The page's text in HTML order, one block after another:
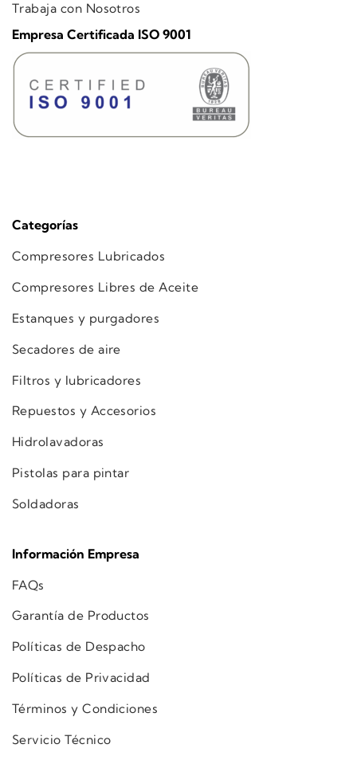
Categorías
Compresores Lubricados
Compresores Libres de Aceite
Estanques y purgadores
Secadores de aire
Filtros y lubricadores
Repuestos y Accesorios
Hidrolavadoras
Pistolas para pintar
Soldadoras
Información Empresa
FAQs
Garantía de Productos
Políticas de Despacho
Políticas de Privacidad
Términos y Condiciones
Servicio Técnico
Trabaja con Nosotros
Empresa Certificada ISO 9001